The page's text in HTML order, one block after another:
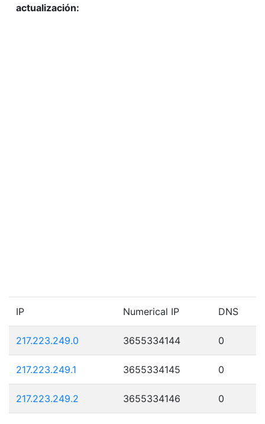
IP Numerical IP DNS
217.223.249.0 3655334144 0
217.223.249.1 3655334145 0
217.223.249.2 3655334146 0